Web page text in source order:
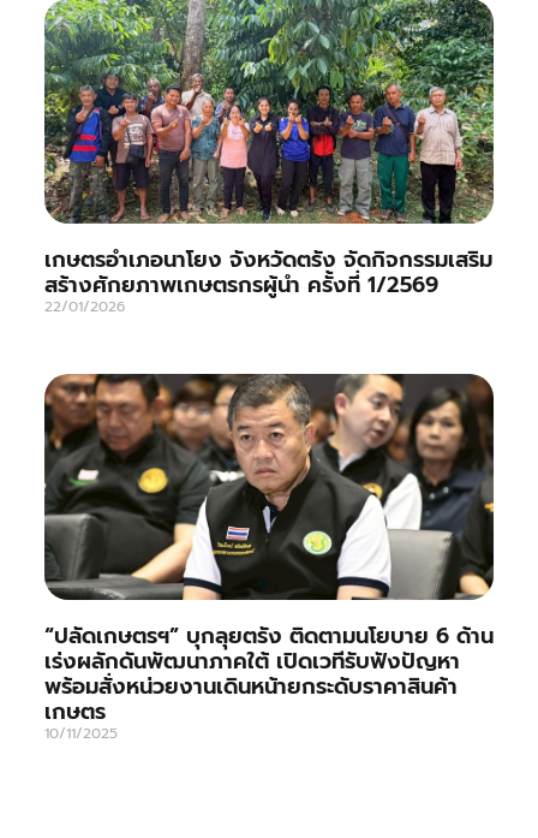
เกษตรอำเภอนาโยง จังหวัดตรัง จัดกิจกรรมเสริม
สร้างศักยภาพเกษตรกรผู้นำ ครั้งที่ 1/2569
22/01/2026
“ปลัดเกษตรฯ” บุกลุยตรัง ติดตามนโยบาย 6 ด้าน
เร่งผลักดันพัฒนาภาคใต้ เปิดเวทีรับฟังปัญหา
พร้อมสั่งหน่วยงานเดินหน้ายกระดับราคาสินค้า
เกษตร
10/11/2025